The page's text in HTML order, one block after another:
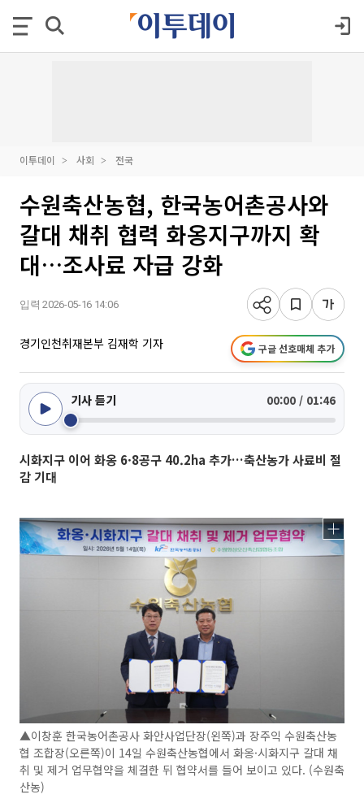
이투데이 사회 전국
수원축산농협, 한국농어촌공사와
갈대 채취 협력 화옹지구까지 확
대…조사료 자급 강화
입력 2026-05-16 14:06
경기인천취재본부 김재학 기자 구글 선호매체 추가
기사 듣기 00:00 / 01:46
시화지구 이어 화옹 6·8공구 40.2ha 추가…축산농가 사료비 절
감 기대
▲이창훈 한국농어촌공사 화안사업단장(왼쪽)과 장주익 수원축산농
협 조합장(오른쪽)이 14일 수원축산농협에서 화옹·시화지구 갈대 채
취 및 제거 업무협약을 체결한 뒤 협약서를 들어 보이고 있다. (수원축
산농)